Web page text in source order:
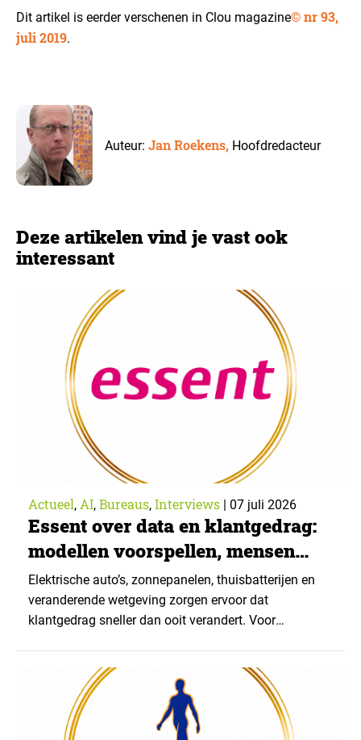
Dit artikel is eerder verschenen in Clou magazine©nr 93,
juli 2019.
Auteur:Jan Roekens, Hoofdredacteur
Deze artikelen vind je vast ook
interessant
Actueel, AI, Bureaus, Interviews | 07 juli 2026
Essent over data en klantgedrag:
modellen voorspellen, mensen
verklaren
Elektrische auto’s, zonnepanelen, thuisbatterijen en
veranderende wetgeving zorgen ervoor dat
klantgedrag sneller dan ooit verandert. Voor
begrijpen wat klanten doen wanneer de werkelijkheid
voortdurend verschuift? Bij Essent zoeken ze het
antwoord in een combinatie van data, AI en